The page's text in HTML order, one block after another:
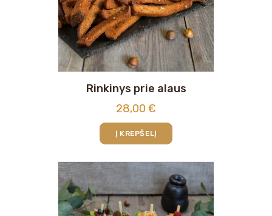
Rinkinys prie alaus
28,00 €
Į KREPŠELĮ